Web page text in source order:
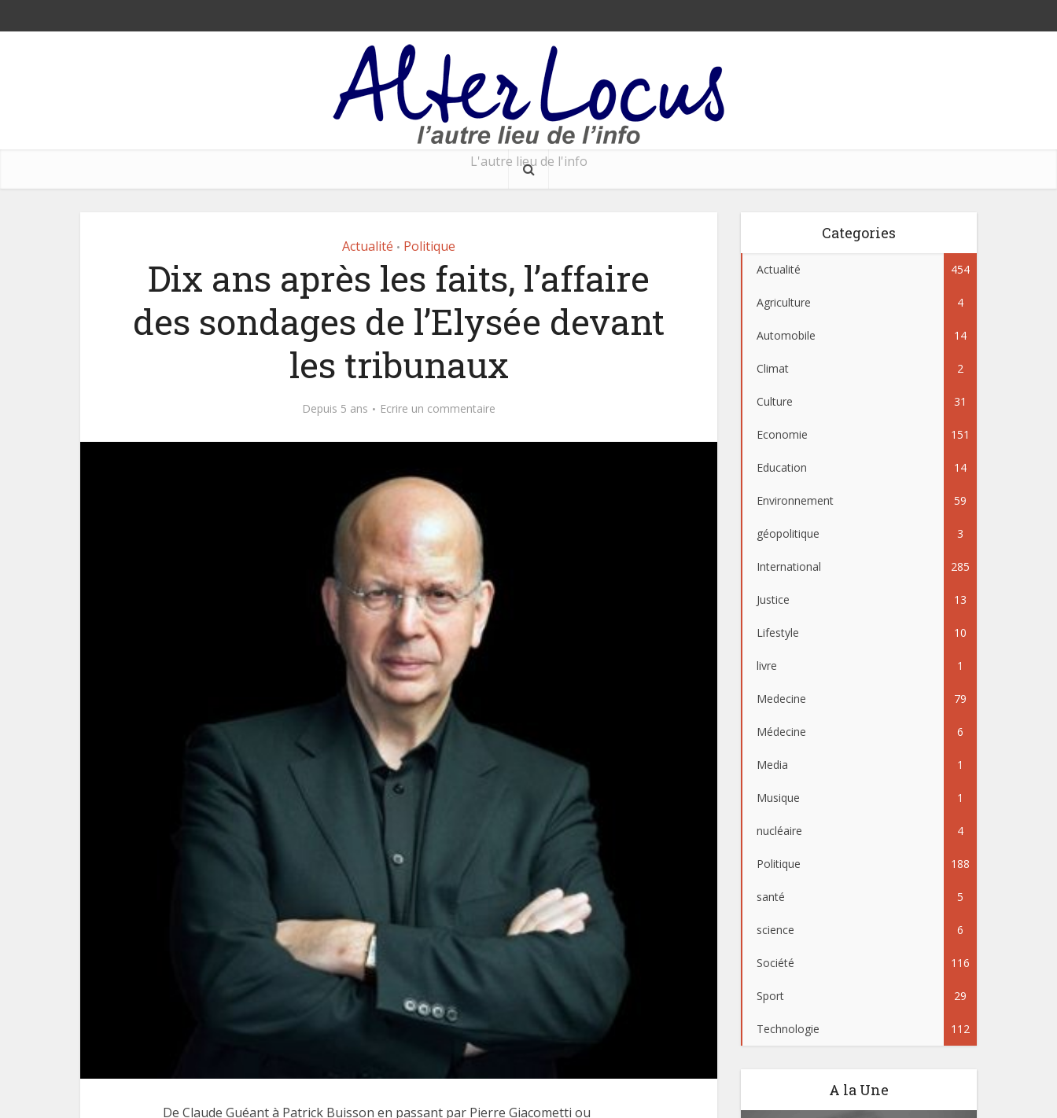
L'autre lieu de l'info
Actualité • Politique
Dix ans après les faits, l’affaire
des sondages de l’Elysée devant
les tribunaux
Depuis 5 ans Ecrire un commentaire
De Claude Guéant à Patrick Buisson en passant par Pierre Giacometti ou
Categories
Actualité 454
Agriculture 4
Automobile 14
Climat 2
Culture 31
Economie 151
Education 14
Environnement 59
géopolitique 3
International 285
Justice 13
Lifestyle 10
livre 1
Medecine 79
Médecine 6
Media 1
Musique 1
nucléaire 4
Politique 188
santé 5
science 6
Société 116
Sport 29
Technologie 112
A la Une